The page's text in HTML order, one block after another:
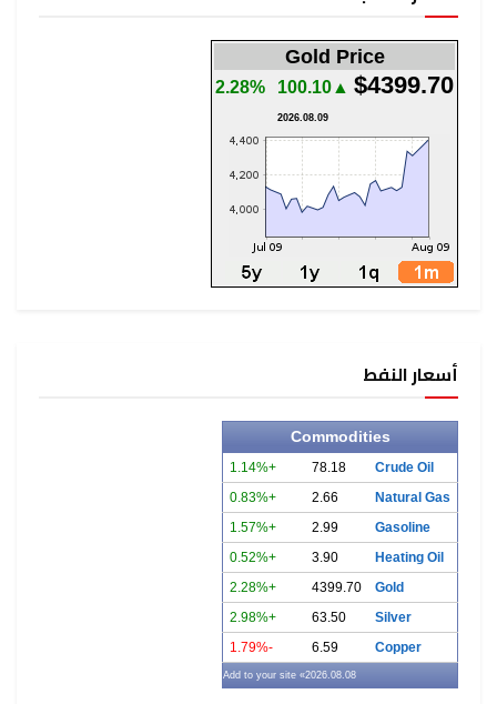
Gold Price
$4399.70
▲100.10
2.28%
2026.08.09
أسعار النفط
Commodities
Crude Oil
78.18
+1.14%
Natural Gas
2.66
+0.83%
Gasoline
2.99
+1.57%
Heating Oil
3.90
+0.52%
Gold
4399.70
+2.28%
Silver
63.50
+2.98%
Copper
6.59
-1.79%
2026.08.08
» Add to your site